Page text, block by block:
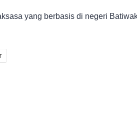
yang berbasis di negeri